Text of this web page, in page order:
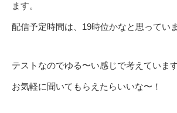
ます。
配信予定時間は、19時位かなと思っていま
テストなのでゆる〜い感じで考えていま
お気軽に聞いてもらえたらいいな〜！